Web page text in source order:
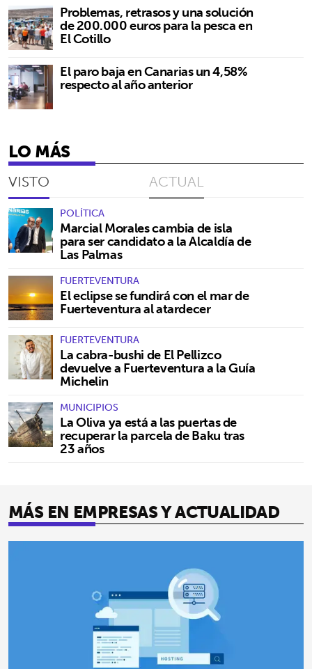
Problemas, retrasos y una solución
de 200.000 euros para la pesca en
El Cotillo
El paro baja en Canarias un 4,58%
respecto al año anterior
LO MÁS
VISTO ACTUAL
POLÍTICA
Marcial Morales cambia de isla
para ser candidato a la Alcaldía de
Las Palmas
FUERTEVENTURA
El eclipse se fundirá con el mar de
Fuerteventura al atardecer
FUERTEVENTURA
La cabra-bushi de El Pellizco
devuelve a Fuerteventura a la Guía
Michelin
MUNICIPIOS
La Oliva ya está a las puertas de
recuperar la parcela de Baku tras
23 años
MÁS EN EMPRESAS Y ACTUALIDAD